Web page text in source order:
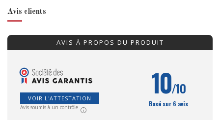
Avis clients
AVIS À PROPOS DU PRODUIT
VOIR L'ATTESTATION
Avis soumis à un contrôle
10/10
Basé sur 6 avis